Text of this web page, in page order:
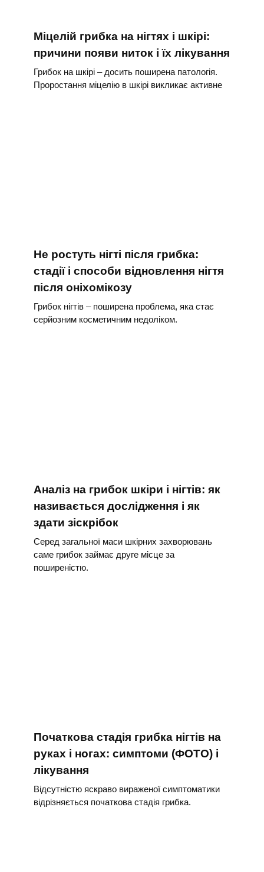
Міцелій грибка на нігтях і шкірі:
причини появи ниток і їх лікування
Грибок на шкірі – досить поширена патологія.
Проростання міцелію в шкірі викликає активне
Не ростуть нігті після грибка:
стадії і способи відновлення нігтя
після оніхомікозу
Грибок нігтів – поширена проблема, яка стає
серйозним косметичним недоліком.
Аналіз на грибок шкіри і нігтів: як
називається дослідження і як
здати зіскрібок
Серед загальної маси шкірних захворювань
саме грибок займає друге місце за
поширеністю.
Початкова стадія грибка нігтів на
руках і ногах: симптоми (ФОТО) і
лікування
Відсутністю яскраво вираженої симптоматики
відрізняється початкова стадія грибка.